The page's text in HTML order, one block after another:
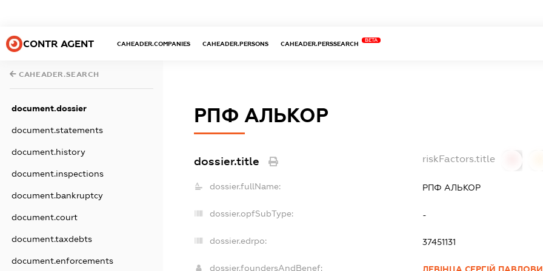
CONTR AGENT CAHEADER.COMPANIES CAHEADER.PERSONS CAHEADER.PERSSEARCH
BETA
CAHEADER.SEARCH
document.dossier
document.statements
document.history
document.inspections
document.bankruptcy
document.court
document.taxdebts
document.enforcements
РПФ АЛЬКОР
dossier.title riskFactors.title
dossier.fullName: РПФ АЛЬКОР
dossier.opfSubType: -
dossier.edrpo: 37451131
dossier.foundersAndBenef: